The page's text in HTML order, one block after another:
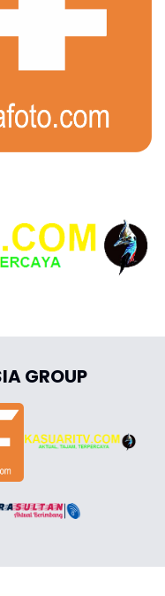
GROUP